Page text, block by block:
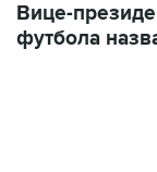
Вице-
футбола